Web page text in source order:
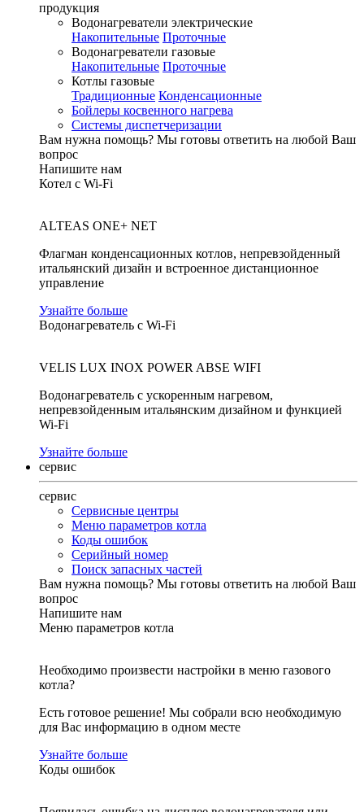
продукция
Водонагреватели электрические
Накопительные Проточные
Водонагреватели газовые
Накопительные Проточные
Котлы газовые
Традиционные Конденсационные
Бойлеры косвенного нагрева
Системы диспетчеризации
Вам нужна помощь? Мы готовы ответить на любой Ваш
вопрос
Напишите нам
Котел с Wi-Fi
ALTEAS ONE+ NET
Флагман конденсационных котлов, непревзойденный
итальянский дизайн и встроенное дистанционное
управление
Узнайте больше
Водонагреватель с Wi-Fi
VELIS LUX INOX POWER ABSE WIFI
Водонагреватель с ускоренным нагревом,
непревзойденным итальянским дизайном и функцией
Wi-Fi
Узнайте больше
сервис
сервис
Сервисные центры
Меню параметров котла
Коды ошибок
Серийный номер
Поиск запасных частей
Вам нужна помощь? Мы готовы ответить на любой Ваш
вопрос
Напишите нам
Меню параметров котла
Необходимо произвести настройки в меню газового
котла?
Есть готовое решение! Мы собрали всю необходимую
для Вас информацию в одном месте
Узнайте больше
Коды ошибок